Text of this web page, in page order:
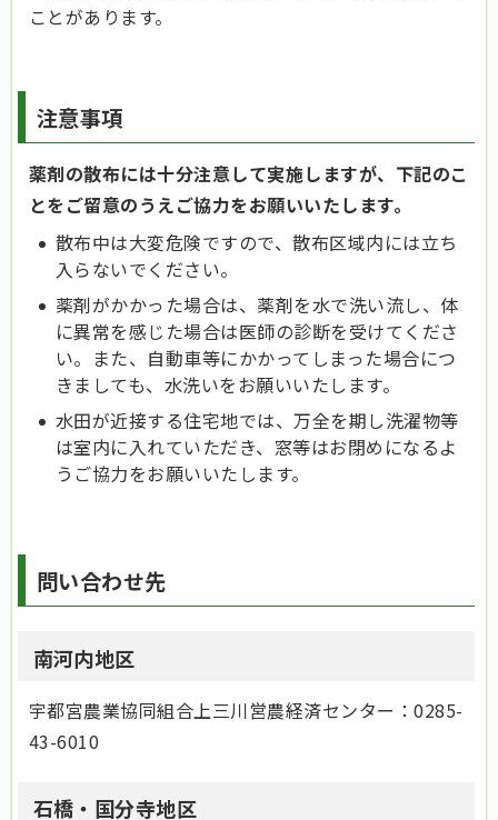
ことがあります。
注意事項
薬剤の散布には十分注意して実施しますが、下記のこ
とをご留意のうえご協力をお願いいたします。
散布中は大変危険ですので、散布区域内には立ち
入らないでください。
薬剤がかかった場合は、薬剤を水で洗い流し、体
に異常を感じた場合は医師の診断を受けてくださ
い。また、自動車等にかかってしまった場合につ
きましても、水洗いをお願いいたします。
水田が近接する住宅地では、万全を期し洗濯物等
は室内に入れていただき、窓等はお閉めになるよ
うご協力をお願いいたします。
問い合わせ先
南河内地区
宇都宮農業協同組合上三川営農経済センター：0285-
43-6010
石橋・国分寺地区